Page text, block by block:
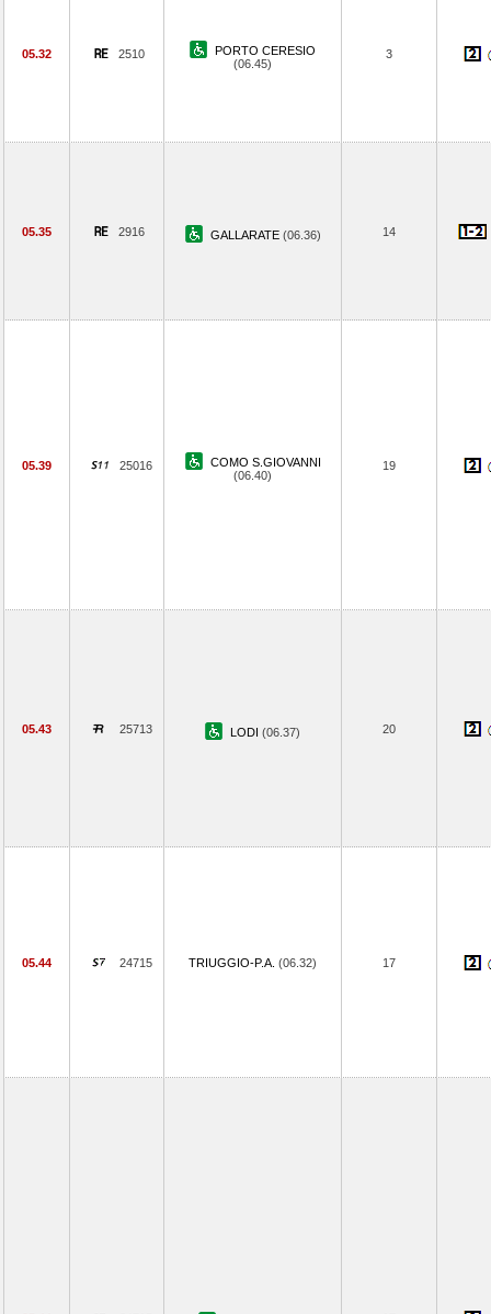
05.32 2510
PORTO CERESIO
(06.45)
3
05.35 2916 GALLARATE (06.36) 14
05.39 25016
COMO S.GIOVANNI
(06.40)
19
05.43 25713 LODI (06.37) 20
05.44 24715 TRIUGGIO-P.A. (06.32) 17